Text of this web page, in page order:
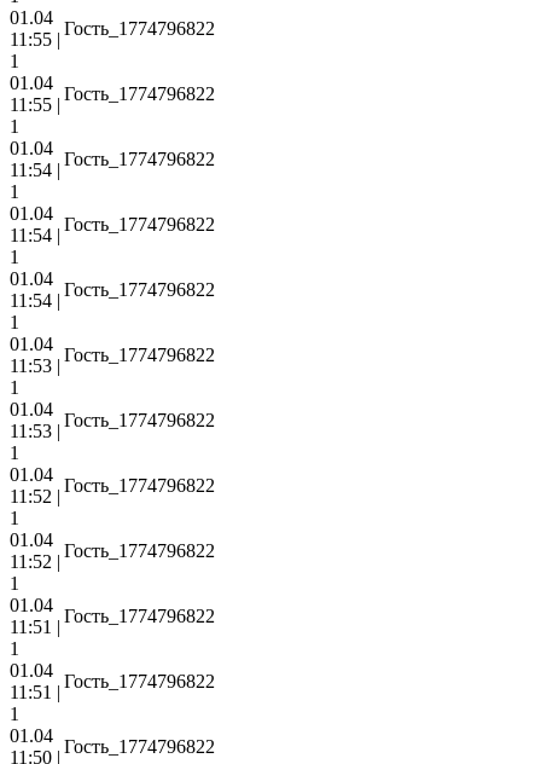
01.04
11:55 |
Гость_1774796822
1
01.04
11:55 |
Гость_1774796822
1
01.04
11:54 |
Гость_1774796822
1
01.04
11:54 |
Гость_1774796822
1
01.04
11:54 |
Гость_1774796822
1
01.04
11:53 |
Гость_1774796822
1
01.04
11:53 |
Гость_1774796822
1
01.04
11:52 |
Гость_1774796822
1
01.04
11:52 |
Гость_1774796822
1
01.04
11:51 |
Гость_1774796822
1
01.04
11:51 |
Гость_1774796822
1
01.04
11:50 |
Гость_1774796822